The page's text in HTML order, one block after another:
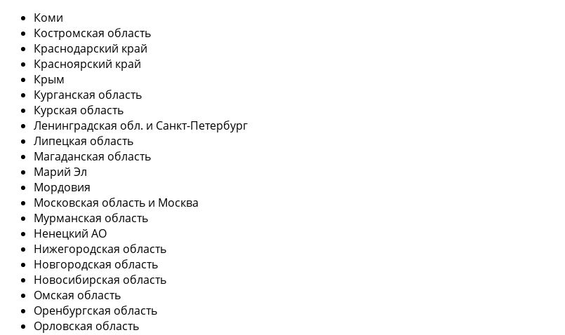
Коми
Костромская область
Краснодарский край
Красноярский край
Крым
Курганская область
Курская область
Ленинградская обл. и Санкт-Петербург
Липецкая область
Магаданская область
Марий Эл
Мордовия
Московская область и Москва
Мурманская область
Ненецкий АО
Нижегородская область
Новгородская область
Новосибирская область
Омская область
Оренбургская область
Орловская область